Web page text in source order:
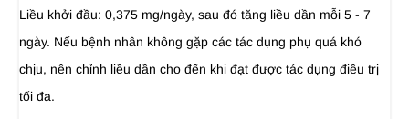
Liều khởi đầu: 0,375 mg/ngày, sau đó tăng liều dần mỗi 5 - 7
ngày. Nếu bệnh nhân không gặp các tác dụng phụ quá khó
chịu, nên chỉnh liều dần cho đến khi đạt được tác dụng điều trị
tối đa.